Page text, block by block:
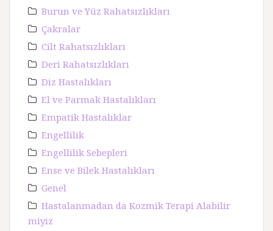
Burun ve Yüz Rahatsızlıkları
Çakralar
Cilt Rahatsızlıkları
Deri Rahatsızlıkları
Diz Hastalıkları
El ve Parmak Hastalıkları
Empatik Hastalıklar
Engellilik
Engellilik Sebepleri
Ense ve Bilek Hastalıkları
Genel
Hastalanmadan da Kozmik Terapi Alabilir
miyiz